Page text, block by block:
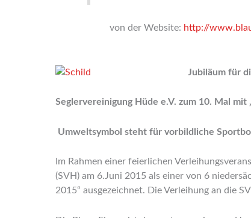
von der Website: http://
Jubiläum für
Seglervereinigung Hüde e.V. zum 10. Mal mit
Umweltsymbol steht für vorbildliche
Im Rahmen einer feierlichen
(SVH) am 6.Juni 2015 als einer von 6
2015“ ausgezeichnet. Die Verleihung an die